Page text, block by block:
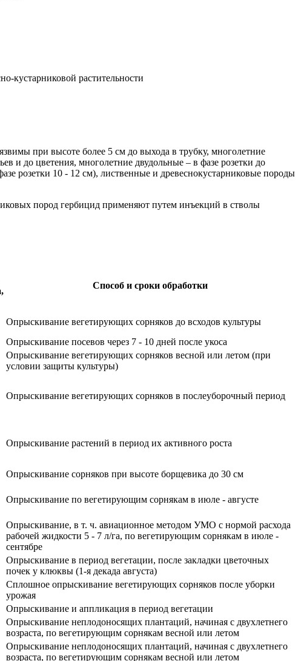
кустарниковой растительности
при высоте более 5 см до выхода в трубку, многолетние
и до цветения, многолетние двудольные – в фазе розетки до
розетки 10 - 12 см), лиственные и древеснокустарниковые породы
пород гербицид применяют путем инъекций в стволы
Способ и сроки обработки
Опрыскивание вегетирующих сорняков до всходов культуры
Опрыскивание посевов через 7 - 10 дней после укоса
Опрыскивание вегетирующих сорняков весной или летом (при
условии защиты культуры)
Опрыскивание вегетирующих сорняков в послеуборочный период
Опрыскивание растений в период их активного роста
Опрыскивание сорняков при высоте борщевика до 30 см
Опрыскивание по вегетирующим сорнякам в июле - августе
Опрыскивание, в т. ч. авиационное методом УМО с нормой расхода
рабочей жидкости 5 - 7 л/га, по вегетирующим сорнякам в июле -
сентябре
Опрыскивание в период вегетации, после закладки цветочных
почек у клюквы (1-я декада августа)
Сплошное опрыскивание вегетирующих сорняков после уборки
урожая
Опрыскивание и аппликация в период вегетации
Опрыскивание неплодоносящих плантаций, начиная с двухлетнего
возраста, по вегетирующим сорнякам весной или летом
Опрыскивание неплодоносящих плантаций, начиная с двухлетнего
возраста, по вегетирующим сорнякам весной или летом